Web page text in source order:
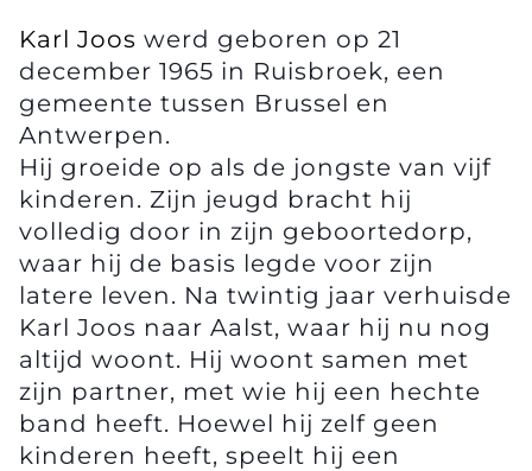
Karl Joos werd geboren op 21
december 1965 in Ruisbroek, een
gemeente tussen Brussel en
Antwerpen.
Hij groeide op als de jongste van vijf
kinderen. Zijn jeugd bracht hij
volledig door in zijn geboortedorp,
waar hij de basis legde voor zijn
latere leven. Na twintig jaar verhuisde
Karl Joos naar Aalst, waar hij nu nog
altijd woont. Hij woont samen met
zijn partner, met wie hij een hechte
band heeft. Hoewel hij zelf geen
kinderen heeft, speelt hij een